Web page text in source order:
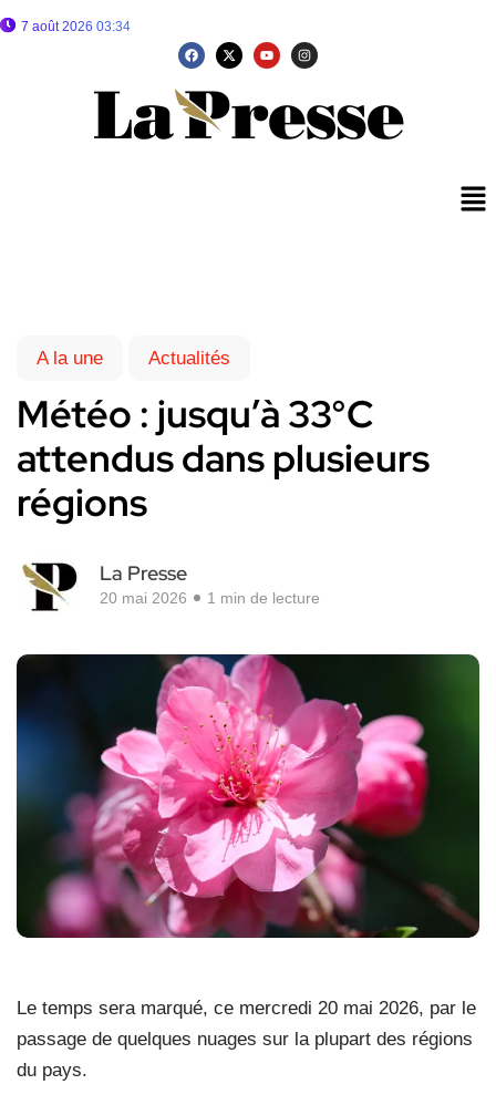
7 août 2026 03:34
A la une Actualités
Météo : jusqu’à 33°C
attendus dans plusieurs
régions
La Presse
20 mai 2026 1 min de lecture
Le temps sera marqué, ce mercredi 20 mai 2026, par le
passage de quelques nuages sur la plupart des régions
du pays.